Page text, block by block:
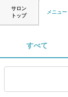
サロン
トップ
メニュー
すべて